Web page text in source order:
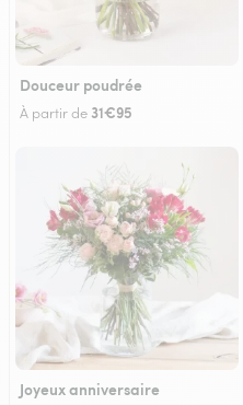
Douceur poudrée
À partir de 31€95
Joyeux anniversaire